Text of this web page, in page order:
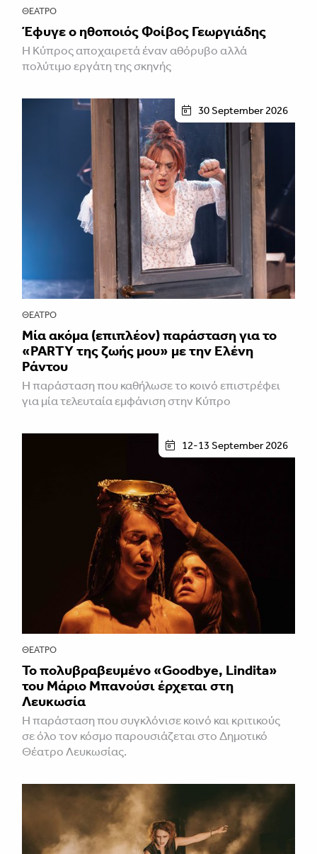
ΘΈΑΤΡΟ
Έφυγε ο ηθοποιός Φοίβος Γεωργιάδης
Η Κύπρος αποχαιρετά έναν αθόρυβο αλλά
πολύτιμο εργάτη της σκηνής
30 September 2026
ΘΈΑΤΡΟ
Μία ακόμα (επιπλέον) παράσταση για το
«PARTY της ζωής μου» με την Ελένη
Ράντου
Η παράσταση που καθήλωσε το κοινό επιστρέφει
για μία τελευταία εμφάνιση στην Κύπρο
12-13 September 2026
ΘΈΑΤΡΟ
Το πολυβραβευμένο «Goodbye, Lindita»
του Μάριο Μπανούσι έρχεται στη
Λευκωσία
Η παράσταση που συγκλόνισε κοινό και κριτικούς
σε όλο τον κόσμο παρουσιάζεται στο Δημοτικό
Θέατρο Λευκωσίας.